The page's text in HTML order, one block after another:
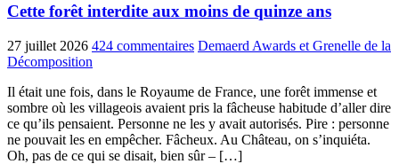
Cette forêt interdite aux moins de quinze ans
27 juillet 2026 424 commentaires Demaerd Awards et Grenelle de la
Décomposition
Il était une fois, dans le Royaume de France, une forêt immense et
sombre où les villageois avaient pris la fâcheuse habitude d’aller dire
ce qu’ils pensaient. Personne ne les y avait autorisés. Pire : personne
ne pouvait les en empêcher. Fâcheux. Au Château, on s’inquiéta.
Oh, pas de ce qui se disait, bien sûr – […]